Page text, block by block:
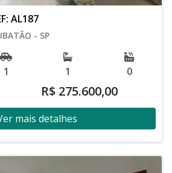
AL187
- SP
1 1 0
R$ 275.600,00
mais detalhes